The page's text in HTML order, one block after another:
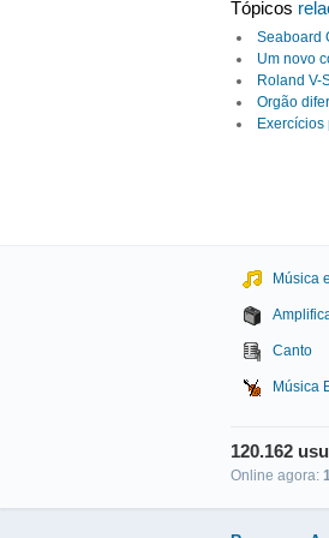
Tópicos
Seaboard
Um novo
Roland V-
Orgão
Música
Canto
Música
120.162
Online agora: